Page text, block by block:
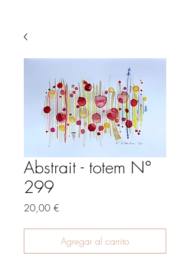
Abstrait - totem N°
299
20,00 €
Agregar al carrito